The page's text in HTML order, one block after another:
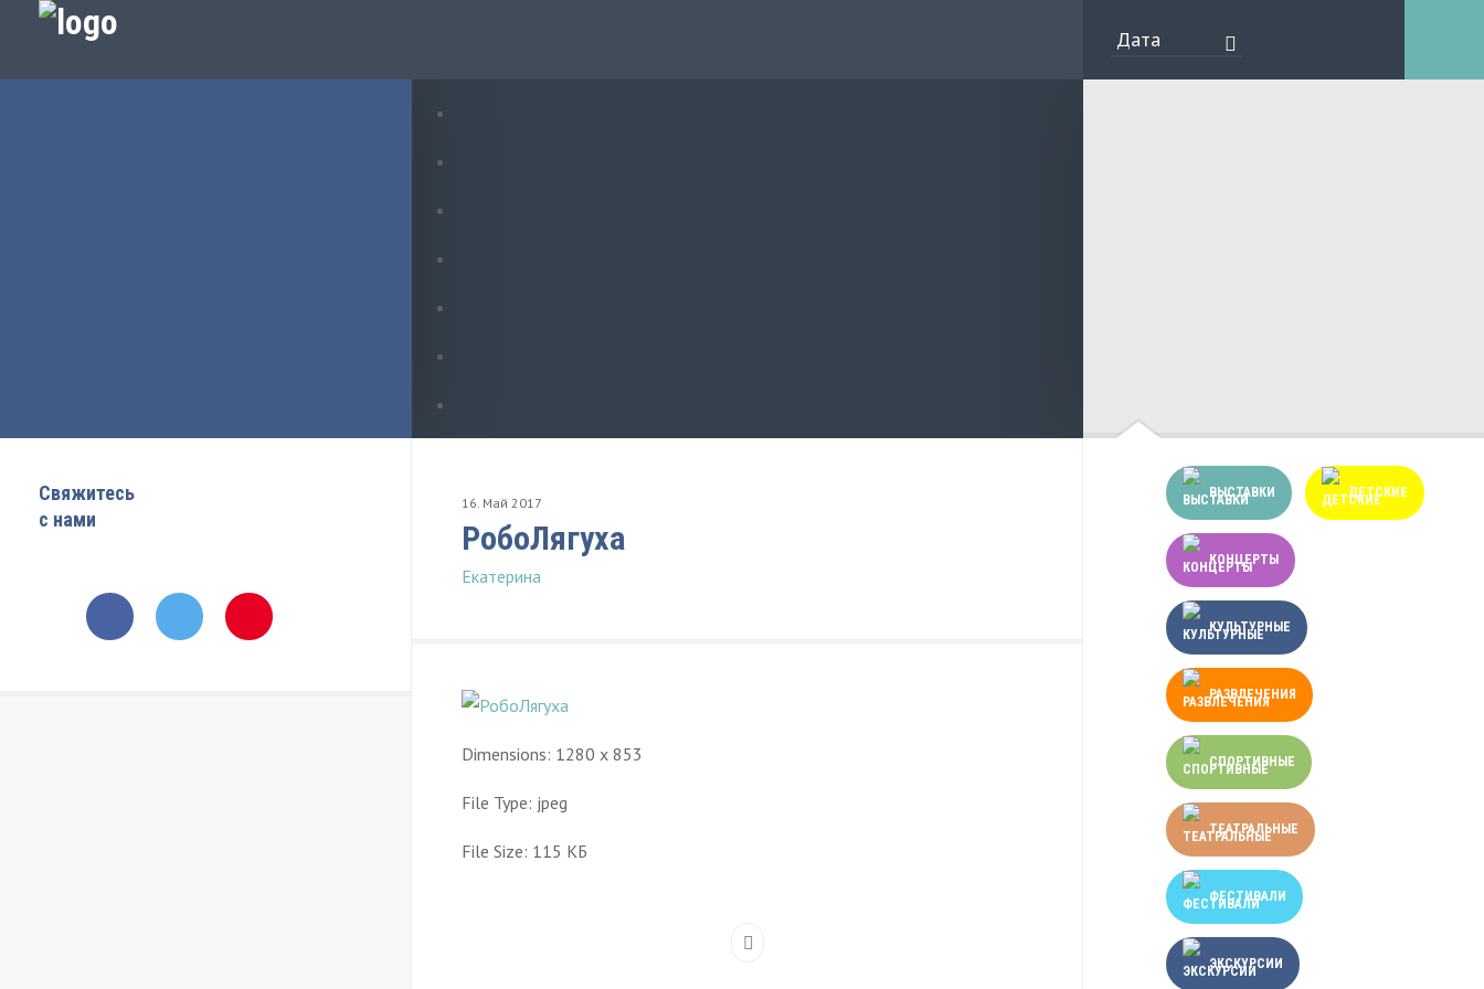
ВЫСТАВКИ ДЕТСКИЕ
КОНЦЕРТЫ
КУЛЬТУРНЫЕ
РАЗВЛЕЧЕНИЯ
СПОРТИВНЫЕ
ТЕАТРАЛЬНЫЕ
ФЕСТИВАЛИ
ЭКСКУРСИИ
16. Май 2017
РобоЛягуха
Екатерина
Свяжитесь
с нами
Dimensions: 1280 x 853
File Type: jpeg
File Size: 115 КБ